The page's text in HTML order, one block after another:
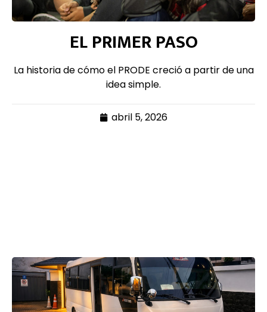
EL PRIMER PASO
La historia de cómo el PRODE creció a partir de una
idea simple.
abril 5, 2026